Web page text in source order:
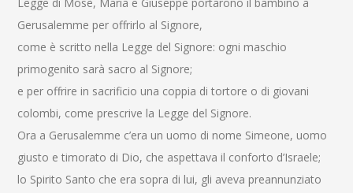
Gerusalemme per offrirlo al Signore,
come è scritto nella Legge del Signore: ogni maschio
primogenito sarà sacro al Signore;
e per offrire in sacrificio una coppia di tortore o di giovani
colombi, come prescrive la Legge del Signore.
Ora a Gerusalemme c’era un uomo di nome Simeone, uomo
giusto e timorato di Dio, che aspettava il conforto d’Israele;
lo Spirito Santo che era sopra di lui, gli aveva preannunziato